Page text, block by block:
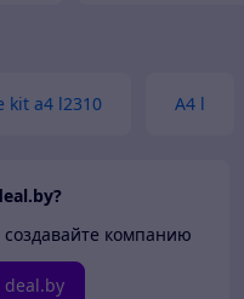
kit a4 l2310 A4 l
создавайте компанию
deal.by